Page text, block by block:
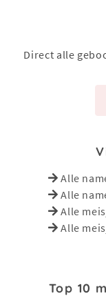
Direct alle
Alle
Alle
Alle
Alle
Top 10